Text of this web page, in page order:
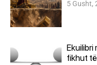
5 Gusht,
fikhut